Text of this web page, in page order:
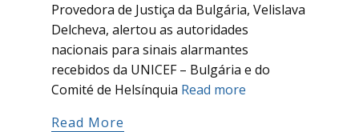
Provedora de Justiça da Bulgária, Velislava
Delcheva, alertou as autoridades
nacionais para sinais alarmantes
recebidos da UNICEF – Bulgária e do
Comité de Helsínquia Read more
Read More